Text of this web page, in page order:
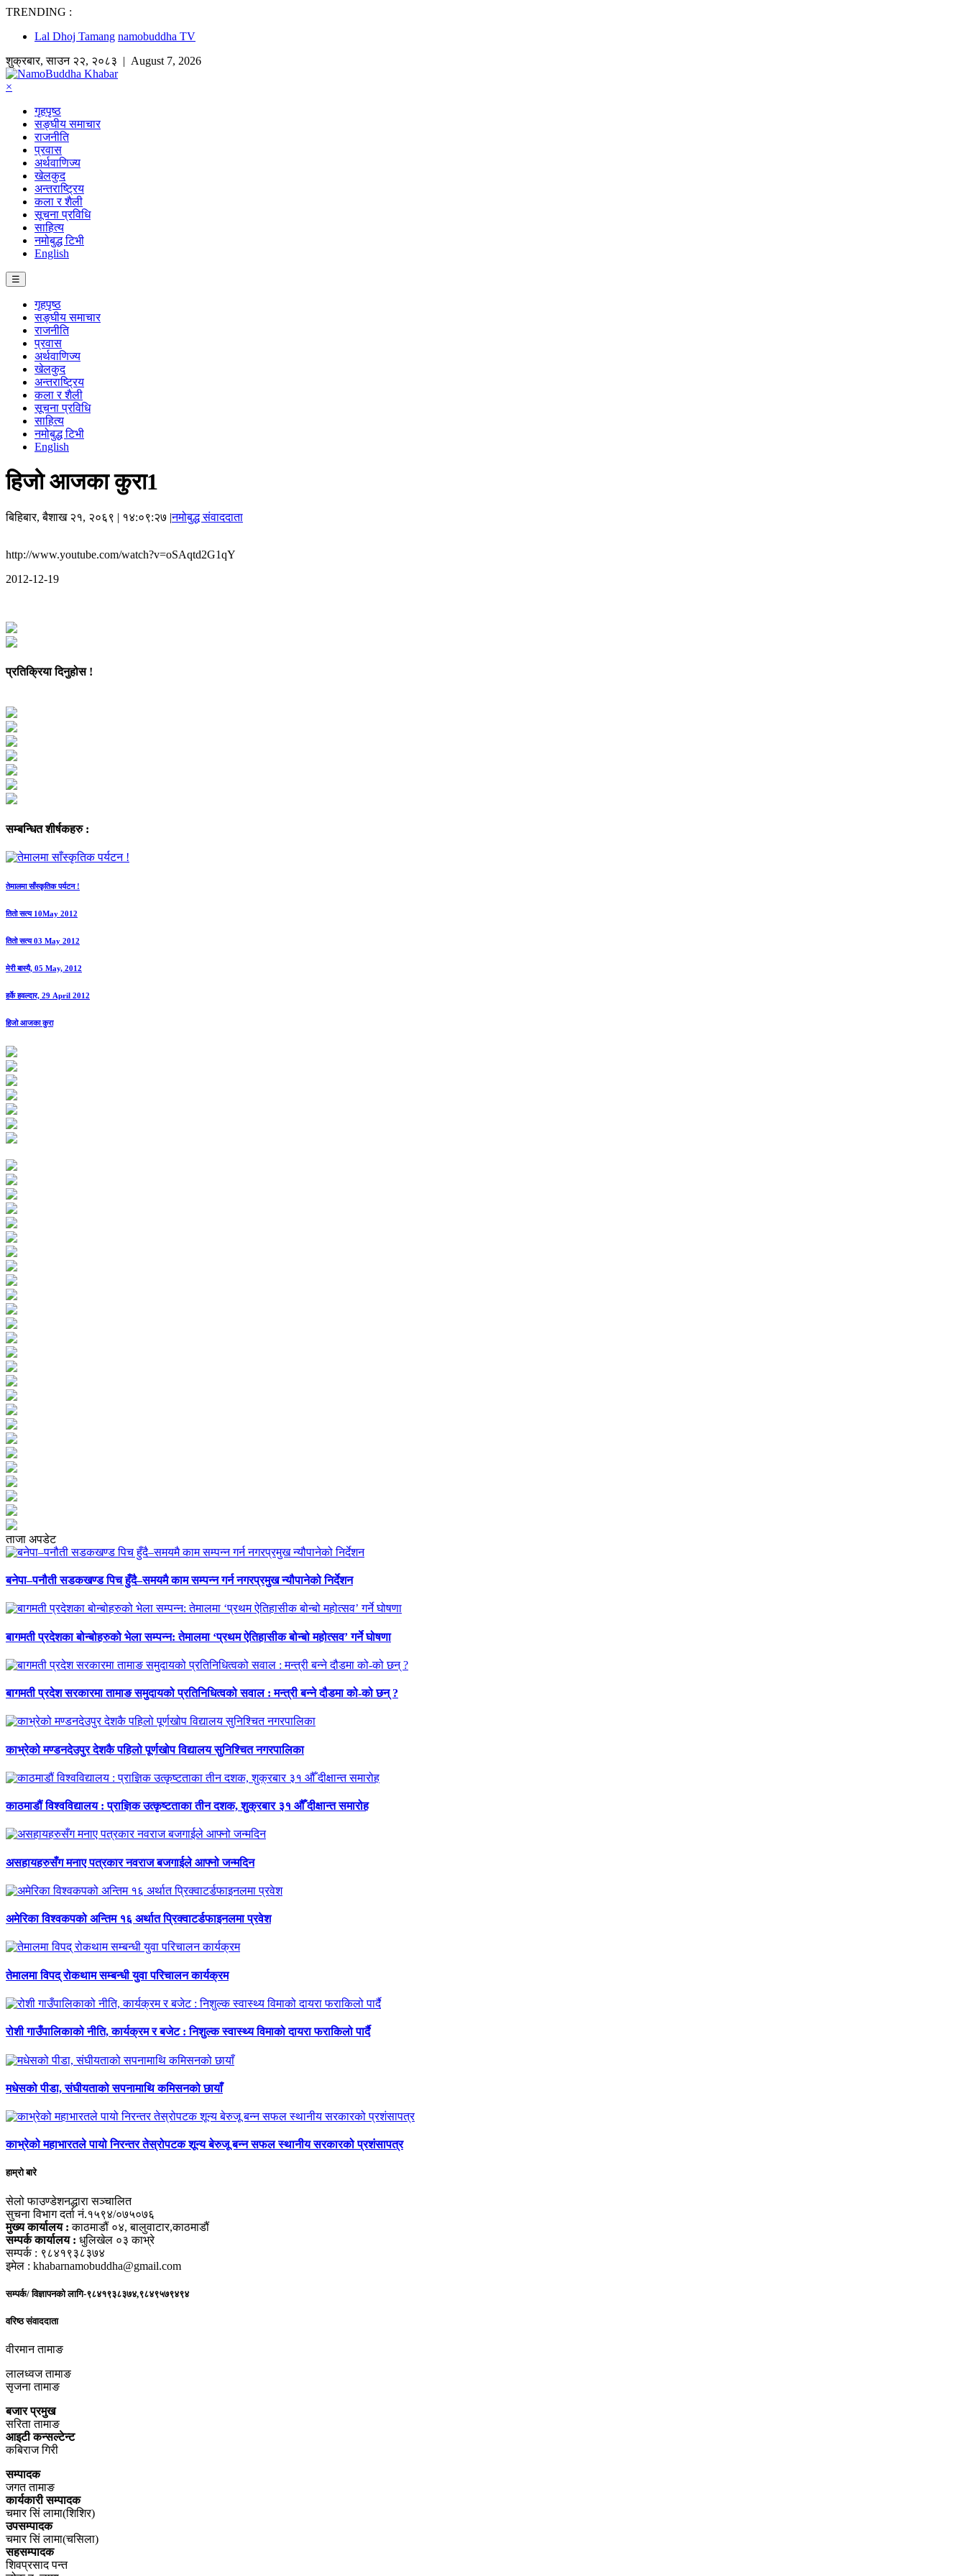
TRENDING :
Lal Dhoj Tamang namobuddha TV
शुक्रबार,साउन २२, २०८३ | August 7, 2026
×
गृहपृष्ठ
सङ्घीय समाचार
राजनीति
प्रवास
अर्थवाणिज्य
खेलकुद
अन्तराष्ट्रिय
कला र शैली
सूचना प्रविधि
साहित्य
नमोबुद्ध टिभी
English
☰
गृहपृष्ठ
सङ्घीय समाचार
राजनीति
प्रवास
अर्थवाणिज्य
खेलकुद
अन्तराष्ट्रिय
कला र शैली
सूचना प्रविधि
साहित्य
नमोबुद्ध टिभी
English
हिजो आजका कुरा1
बिहिबार, बैशाख २१, २०६९ | १४:०९:२७ |नमोबुद्ध संवाददाता
http://www.youtube.com/watch?v=oSAqtd2G1qY
2012-12-19
प्रतिक्रिया दिनुहोस !
सम्बन्धित शीर्षकहरु :
तेमालमा साँस्कृतिक पर्यटन !
तितो सत्य 10May 2012
तितो सत्य 03 May 2012
मेरी बास्यै, 05 May, 2012
हर्के हवल्दार, 29 April 2012
हिजो आजका कुरा
ताजा अपडेट
बनेपा–पनौती सडकखण्ड पिच हुँदै–समयमै काम सम्पन्न गर्न नगरप्रमुख न्यौपानेको निर्देशन
बागमती प्रदेशका बोन्बोहरुको भेला सम्पन्न: तेमालमा ‘प्रथम ऐतिहासीक बोन्बो महोत्सव’ गर्ने घोषणा
बागमती प्रदेश सरकारमा तामाङ समुदायको प्रतिनिधित्वको सवाल : मन्त्री बन्ने दौडमा को‐को छन् ?
काभ्रेको मण्डनदेउपुर देशकै पहिलो पूर्णखोप विद्यालय सुनिश्चित नगरपालिका
काठमाडौं विश्वविद्यालय : प्राज्ञिक उत्कृष्टताका तीन दशक, शुक्रबार ३१ औँ दीक्षान्त समारोह
असहायहरुसँग मनाए पत्रकार नवराज बजगाईले आफ्नो जन्मदिन
अमेरिका विश्वकपको अन्तिम १६ अर्थात प्रिक्वाटर्डफाइनलमा प्रवेश
तेमालमा विपद् रोकथाम सम्बन्धी युवा परिचालन कार्यक्रम
रोशी गाउँपालिकाको नीति, कार्यक्रम र बजेट : निशुल्क स्वास्थ्य विमाको दायरा फराकिलो पार्दै
मधेसको पीडा, संघीयताको सपनामाथि कमिसनको छायाँ
काभ्रेको महाभारतले पायो निरन्तर तेस्रोपटक शून्य बेरुजू बन्न सफल स्थानीय सरकारको प्रशंसापत्र
हाम्रो बारे
सेलो फाउण्डेशनद्धारा सञ्चालित
सुचना विभाग दर्ता नं.१५९४/०७५०७६
मुख्य कार्यालय : काठमाडौं ०४, बालुवाटार,काठमाडौं
सम्पर्क कार्यालय : धुलिखेल ०३ काभ्रे
सम्पर्क : ९८४१९३८३७४
इमेल : khabarnamobuddha@gmail.com
सम्पर्क/ विज्ञापनको लागि-९८४१९३८३७४,९८४९५७९४९४
वरिष्ठ संवाददाता
वीरमान तामाङ
लालध्वज तामाङ
सृजना तामाङ
बजार प्रमुख
सरिता तामाङ
आइटी कन्सल्टेन्ट
कबिराज गिरी
सम्पादक
जगत तामाङ
कार्यकारी सम्पादक
चमार सिं लामा(शिशिर)
उपसम्पादक
चमार सिं लामा(चसिला)
सहसम्पादक
शिवप्रसाद पन्त